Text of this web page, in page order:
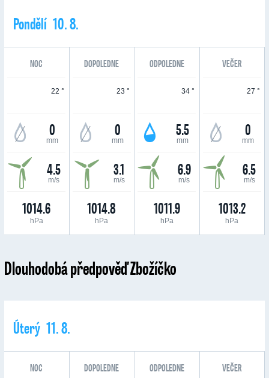
Pondělí 10. 8.
NOC DOPOLEDNE ODPOLEDNE VEČER
22 °
0
mm
4.5
m/s
1014.6
hPa
23 °
0
mm
3.1
m/s
1014.8
hPa
34 °
5.5
mm
6.9
m/s
1011.9
hPa
27 °
0
mm
6.5
m/s
1013.2
hPa
Dlouhodobá předpověď Zbožíčko
Úterý 11. 8.
NOC DOPOLEDNE ODPOLEDNE VEČER